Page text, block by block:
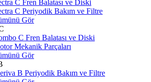
C Fren Balatası ve Diski
C Periyodik Bakım ve Filtre
Gör
C Fren Balatası ve Diski
Mekanik Parçaları
Gör
B Periyodik Bakım ve Filtre